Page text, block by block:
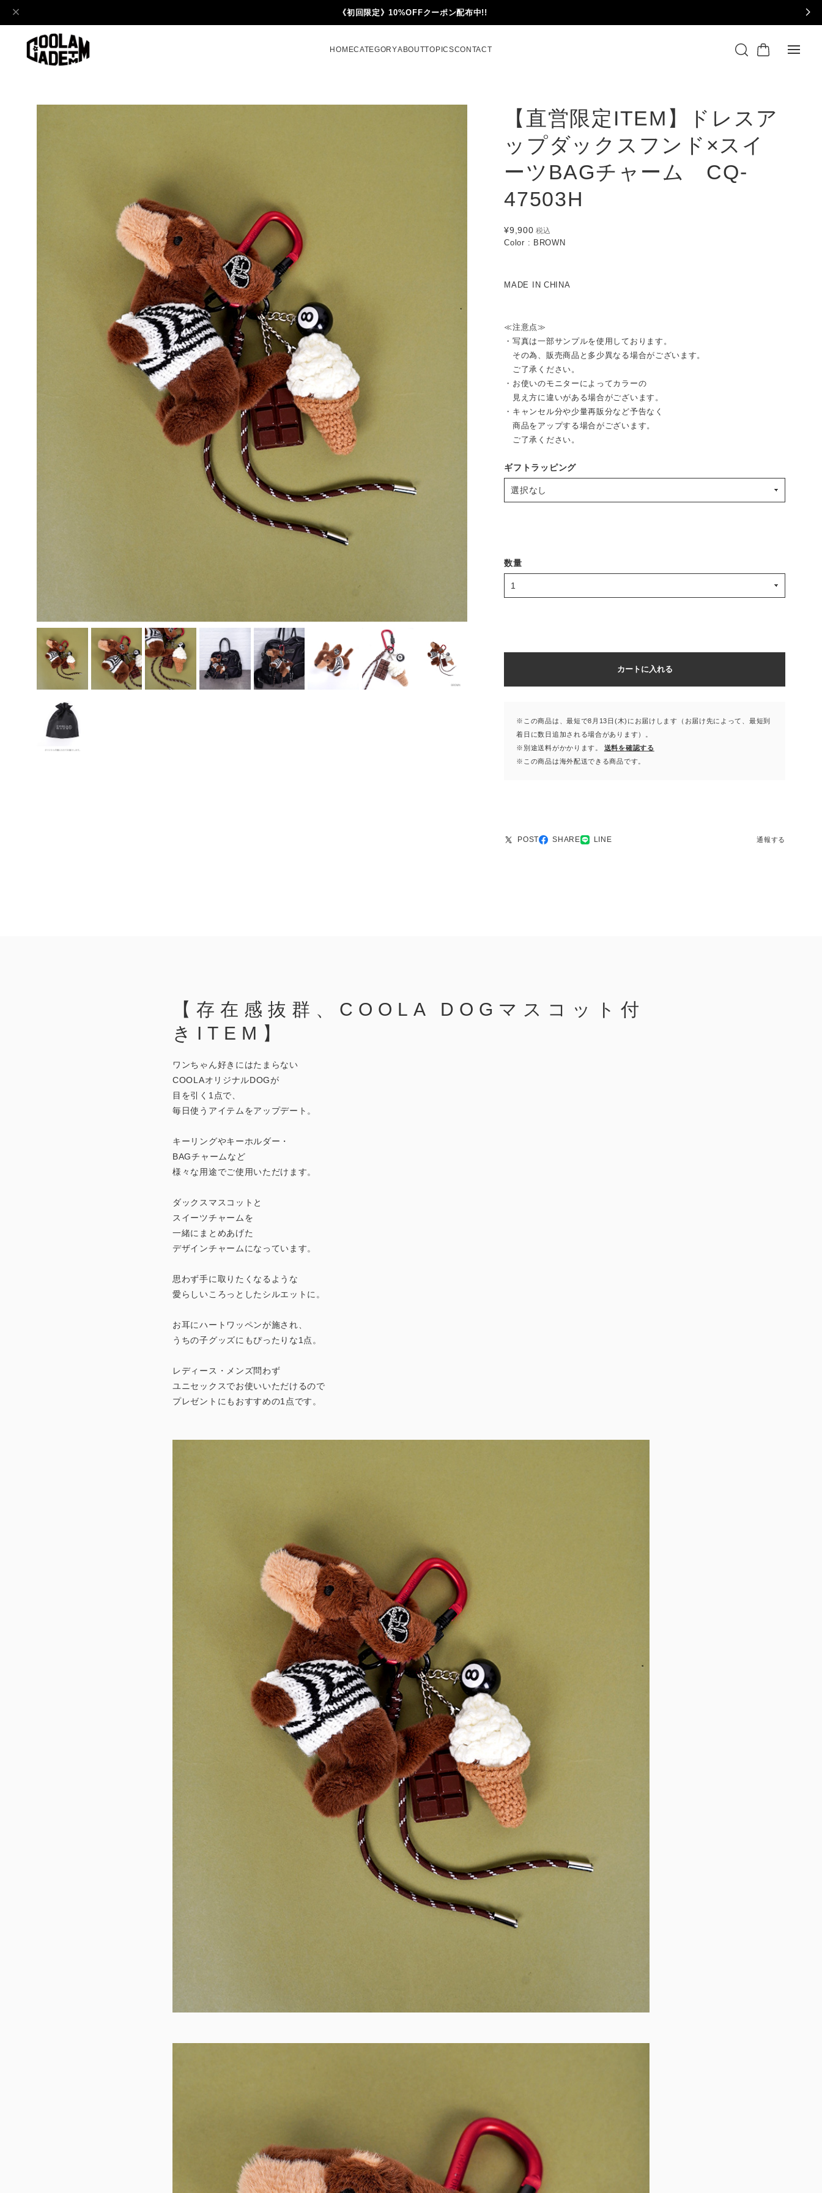
《初回限定》10%OFFクーポン配布中!!
HOMECATEGORYABOUTTOPICSCONTACT
【直営限定ITEM】ドレスア
ップダックスフンド×スイ
ーツBAGチャーム CQ-
47503H
¥9,900 税込
Color : BROWN
MADE IN CHINA
≪注意点≫
・写真は一部サンプルを使用しております。
その為、販売商品と多少異なる場合がございます。
ご了承ください。
・お使いのモニターによってカラーの
見え方に違いがある場合がございます。
・キャンセル分や少量再販分など予告なく
商品をアップする場合がございます。
ご了承ください。
ギフトラッピング
数量
カートに入れる
※この商品は、最短で8月13日(木)にお届けします（お届け先によって、最短到
着日に数日追加される場合があります）。
※別途送料がかかります。
送料を確認する
※この商品は海外配送できる商品です。
POST SHARE LINE 通報する
【存在感抜群、COOLA DOGマスコット付
きITEM】
ワンちゃん好きにはたまらない
COOLAオリジナルDOGが
目を引く1点で、
毎日使うアイテムをアップデート。
キーリングやキーホルダー・
BAGチャームなど
様々な用途でご使用いただけます。
ダックスマスコットと
スイーツチャームを
一緒にまとめあげた
デザインチャームになっています。
思わず手に取りたくなるような
愛らしいころっとしたシルエットに。
お耳にハートワッペンが施され、
うちの子グッズにもぴったりな1点。
レディース・メンズ問わず
ユニセックスでお使いいただけるので
プレゼントにもおすすめの1点です。